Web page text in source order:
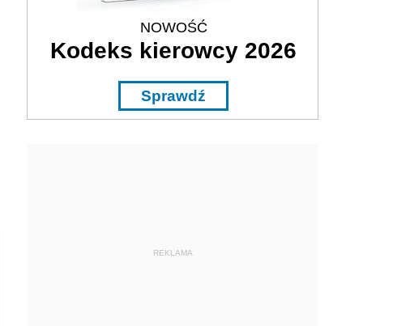
NOWOŚĆ
Kodeks kierowcy 2026
Sprawdź
REKLAMA